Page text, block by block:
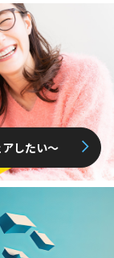
したい〜